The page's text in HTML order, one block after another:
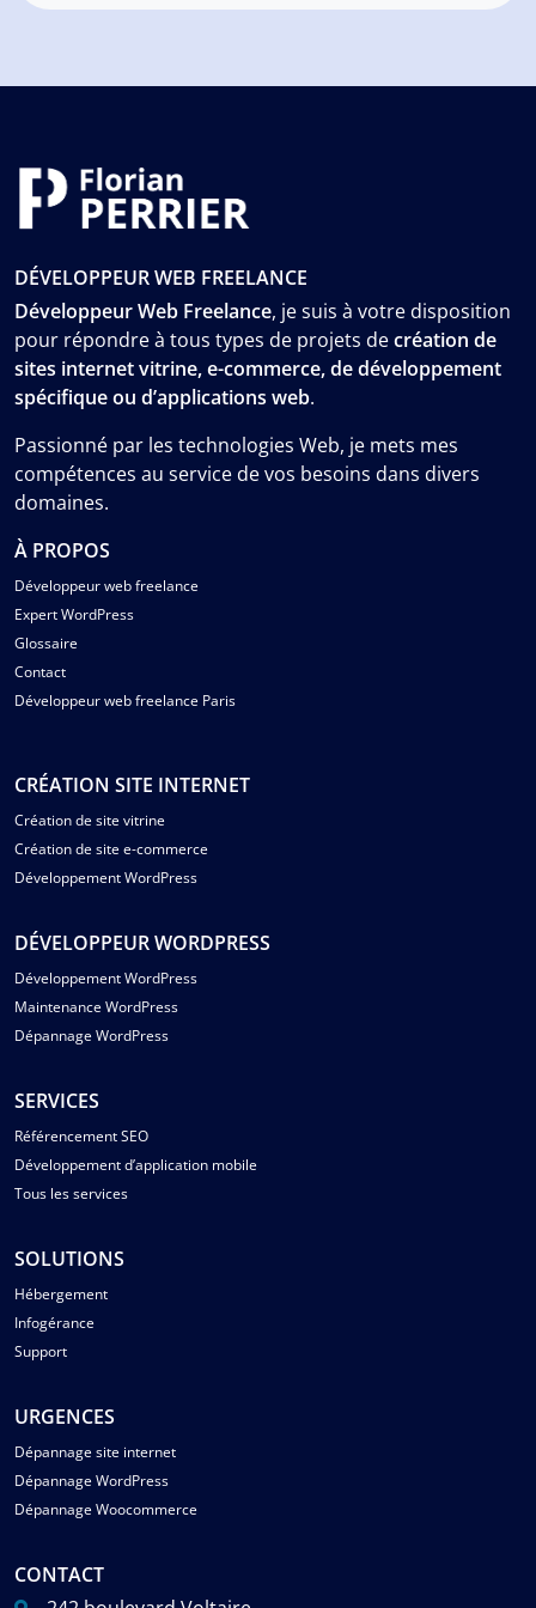
DÉVELOPPEUR WEB FREELANCE
Développeur Web Freelance, je suis à votre disposition
pour répondre à tous types de projets decréation de
sites internet vitrine, e-commerce, de développement
spécifique ou d’applications web.
Passionné par les technologies Web, je mets mes
compétences au service de vos besoins dans divers
domaines.
À PROPOS
Développeur web freelance
Expert WordPress
Glossaire
Contact
Développeur web freelance Paris
CRÉATION SITE INTERNET
Création de site vitrine
Création de site e-commerce
Développement WordPress
DÉVELOPPEUR WORDPRESS
Développement WordPress
Maintenance WordPress
Dépannage WordPress
SERVICES
Référencement SEO
Développement d’application mobile
Tous les services
SOLUTIONS
Hébergement
Infogérance
Support
URGENCES
Dépannage site internet
Dépannage WordPress
Dépannage Woocommerce
CONTACT